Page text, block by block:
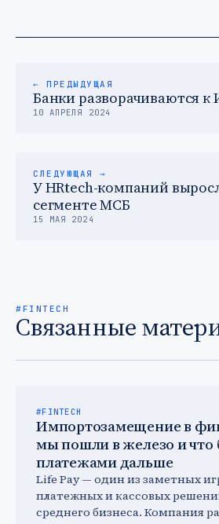
← ПРЕДЫДУЩАЯ
Банки разворачиваются к
10 АПРЕЛЯ 2024
СЛЕДУЮЩАЯ →
У HRtech-компаний
сегменте МСБ
15 МАЯ 2024
#FINTECH
Связанные
#FINTECH
Импортозамещение в
мы пошли в железо и что
платежами дальше
Life Pay — один из заметных
платежных и кассовых
среднего бизнеса. Компания